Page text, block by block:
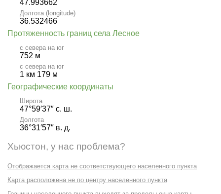
47.993662
Долгота (longitude)
36.532466
Протяженность границ села Лесное
с севера на юг
752 м
с севера на юг
1 км 179 м
Географические координаты
Широта
47°59′37″ с. ш.
Долгота
36°31′57″ в. д.
Хьюстон, у нас проблема?
Отображается карта не соответствующего населенного пункта
Карта расположена не по центру населенного пункта